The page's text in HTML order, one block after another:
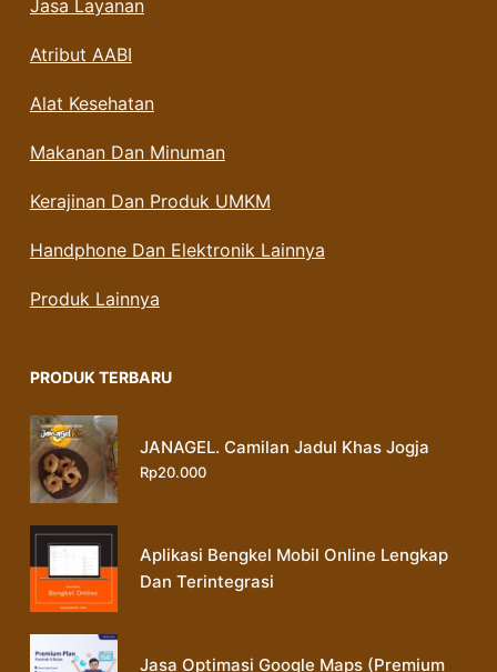
Jasa Layanan
Atribut AABI
Alat Kesehatan
Makanan Dan Minuman
Kerajinan Dan Produk UMKM
Handphone Dan Elektronik Lainnya
Produk Lainnya
PRODUK TERBARU
JANAGEL. Camilan Jadul Khas Jogja
Rp20.000
Aplikasi Bengkel Mobil Online Lengkap
Dan Terintegrasi
Jasa Optimasi Google Maps (Premium